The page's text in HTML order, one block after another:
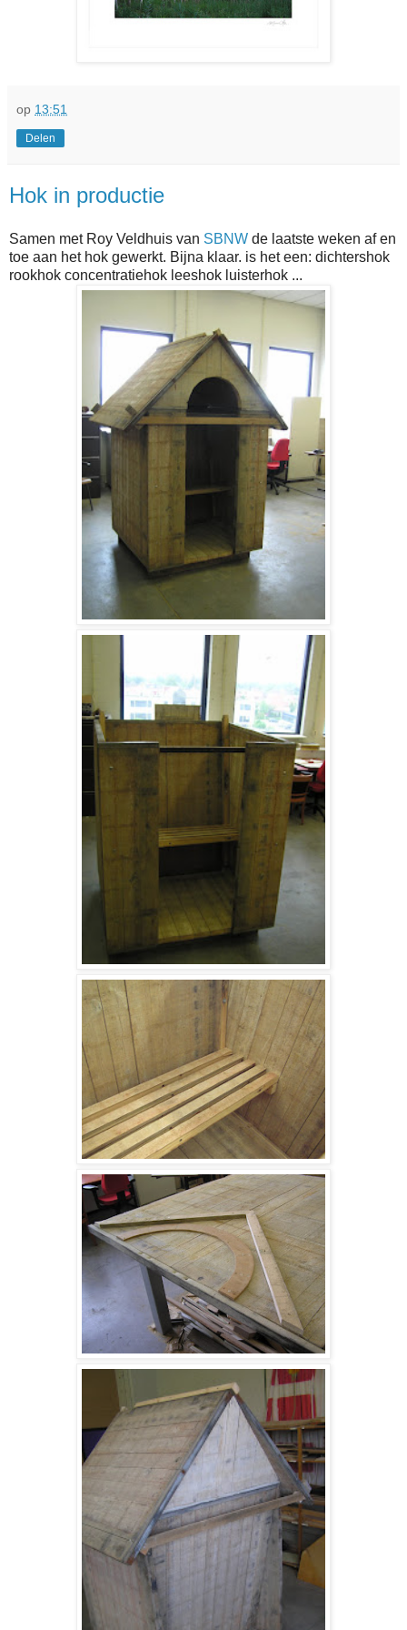
op 13:51
Delen
Hok in productie
Samen met Roy Veldhuis van SBNW de laatste weken af en
toe aan het hok gewerkt. Bijna klaar. is het een: dichtershok
rookhok concentratiehok leeshok luisterhok ...